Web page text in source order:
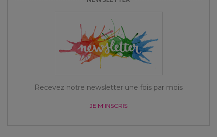
Recevez notre newsletter une fois par mois
JE M'INSCRIS